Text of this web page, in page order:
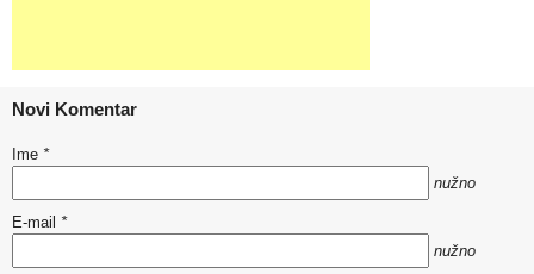
Novi Komentar
Ime *
nužno
E-mail *
nužno